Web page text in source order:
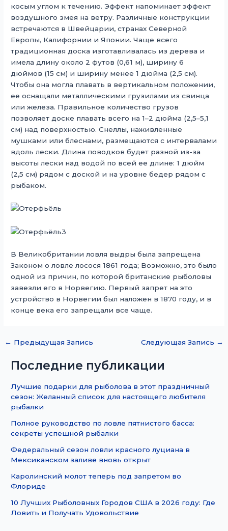
косым углом к ​​течению. Эффект напоминает эффект
воздушного змея на ветру. Различные конструкции
встречаются в Швейцарии, странах Северной
Европы, Калифорнии и Японии. Чаще всего
традиционная доска изготавливалась из дерева и
имела длину около 2 футов (0,61 м), ширину 6
дюймов (15 см) и ширину менее 1 дюйма (2,5 см).
Чтобы она могла плавать в вертикальном положении,
ее оснащали металлическими грузилами из свинца
или железа. Правильное количество грузов
позволяет доске плавать всего на 1–2 дюйма (2,5–5,1
см) над поверхностью. Снеллы, наживленные
мушками или блеснами, размещаются с интервалами
вдоль лески. Длина поводков будет разной из-за
высоты лески над водой по всей ее длине: 1 дюйм
(2,5 см) рядом с доской и на уровне бедер рядом с
рыбаком.
В Великобритании ловля выдры была запрещена
Законом о ловле лосося 1861 года; Возможно, это было
одной из причин, по которой британские рыболовы
завезли его в Норвегию. Первый запрет на это
устройство в Норвегии был наложен в 1870 году, и в
конце века его запрещали все чаще.
← Предыдущая Запись Следующая Запись →
Последние публикации
Лучшие подарки для рыболова в этот праздничный
сезон: Желанный список для настоящего любителя
рыбалки
Полное руководство по ловле пятнистого басса:
секреты успешной рыбалки
Федеральный сезон ловли красного луциана в
Мексиканском заливе вновь открыт
Каролинский молот теперь под запретом во
Флориде
10 Лучших Рыболовных Городов США в 2026 году: Где
Ловить и Получать Удовольствие